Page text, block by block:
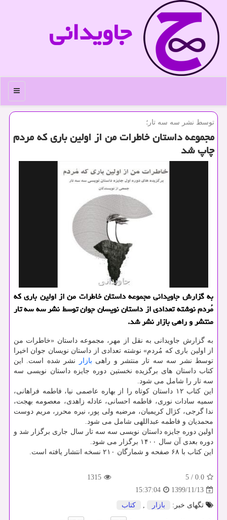
جاویدانی
منو
توسط نشر سه سه تار؛
مجموعه داستان خاطرات من از اولین باری كه مردم
چاپ شد
به گزارش جاویدانی مجموعه داستان خاطرات من از اولین باری که
مُردم نوشته تعدادی از داستان نویسان جوان توسط نشر سه سه تار
منتشر و راهی بازار نشر شد.
به گزارش جاویدانی به نقل از مهر، مجموعه داستان «خاطرات من
از اولین باری که مُردم» نوشته تعدادی از داستان نویسان جوان اخیرا
توسط نشر سه سه تار منتشر و راهی بازار
نشر شده است. این
کتاب داستان های برگزیده نخستین دوره جایزه داستان نویسی سه
سه تار را شامل می شود.
این کتاب ۱۲ داستان کوتاه را از بهاره عاصمی نیا، فاطمه فراهانی،
سمیه سادات نوری، فاطمه احسانی، عادله زاهدی، معصومه بهجت،
ندا گرجی، کژال کریمیان، مرضیه ولی پور، نیره محرر، مریم دوست
محمدیان و فاطمه عبداللهی شامل می شود.
اولین دوره جایزه داستان نویسی سه سه تار سال جاری برگزار شد و
دوره بعدی آن سال ۱۴۰۰ برگزار می شود.
این کتاب با ۶۸ صفحه و شمارگان ۲۱۰ نسخه انتشار یافته است.
0.0
/
5
1315
1399/11/13
15:37:04
تگهای خبر:
بازار , كتاب